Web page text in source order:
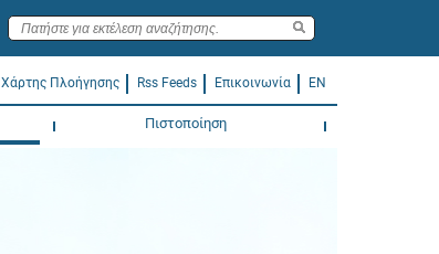
Χάρτης Πλοήγησης Rss Feeds Επικοινωνία EN
Πιστοποίηση